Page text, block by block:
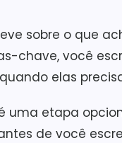
sobre o que
chave, você
elas
etapa
de você